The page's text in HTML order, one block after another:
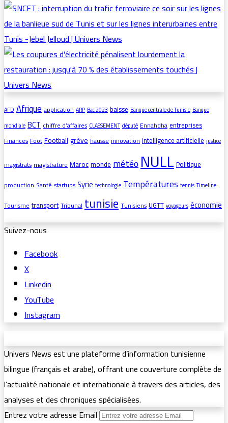
AFD Afriqueapplication ARP Bac 2023 baisse Banque centrale de Tunisie Banque
mondiale BCTchiffre d’affaires CLASSEMENT député Ennahdhaentreprises
FinancesFootFootball grèvehausseinnovationintelligence artificielle justice
magistratsmagistratureMarocmonde météoNULLPolitique
productionSantéstartupsSyrie technologie Températures tennis Timeline
TourismetransportTribunaltunisieTunisiensUGTT voyageurs économie
Suivez-nous
Facebook
X
Linkedin
YouTube
Instagram
Univers News est une plateforme d’information tunisienne
bilingue (français et arabe), offrant une couverture complète de
l’actualité nationale et internationale à travers des articles, des
analyses et des chroniques spécialisées.
Entrez votre adresse Email